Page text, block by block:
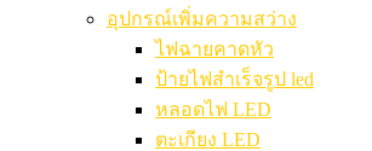
อุปกรณ์เพิ่มความสว่าง
ไฟฉายคาดหัว
ป้ายไฟสำเร็จรูป led
หลอดไฟ LED
ตะเกียง LED